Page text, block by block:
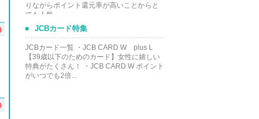
りながらポイント還元率が高いことからと
ても人気...
JCBカード特集
JCBカード一覧 ・JCB CARD W plus L
【39歳以下のためのカード】女性に嬉しい
特典がたくさん！ ・JCB CARD W ポイント
がいつでも2倍...